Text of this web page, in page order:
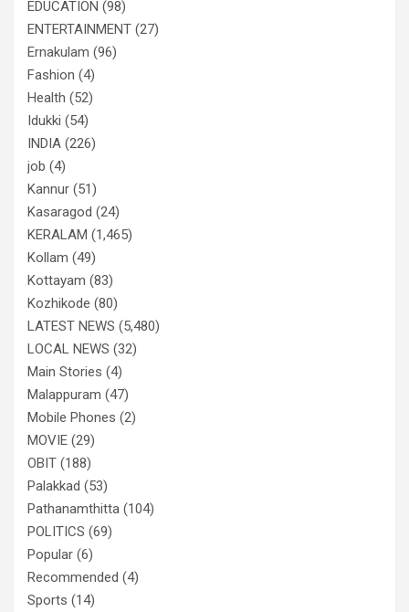
EDUCATION (98)
ENTERTAINMENT (27)
Ernakulam (96)
Fashion (4)
Health (52)
Idukki (54)
INDIA (226)
job (4)
Kannur (51)
Kasaragod (24)
KERALAM (1,465)
Kollam (49)
Kottayam (83)
Kozhikode (80)
LATEST NEWS (5,480)
LOCAL NEWS (32)
Main Stories (4)
Malappuram (47)
Mobile Phones (2)
MOVIE (29)
OBIT (188)
Palakkad (53)
Pathanamthitta (104)
POLITICS (69)
Popular (6)
Recommended (4)
Sports (14)